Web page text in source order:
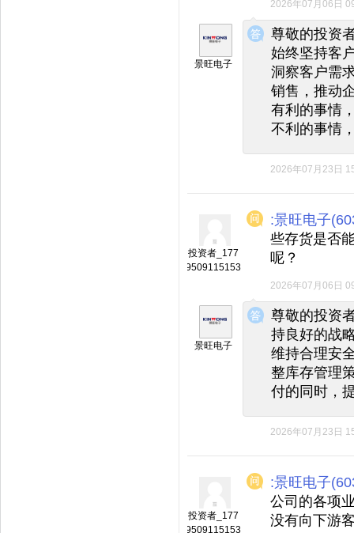
2026年07月06日
◆
◆
景旺电子
尊敬的投资
始终坚持客
洞察客户需
销售，推动
有利的事情
不利的事情
2026年07月23日
投资者_177
9509115153
:景旺电子
些存货是否
呢？
2026年07月06日
◆
◆
景旺电子
尊敬的投资
持良好的战
维持合理安
整库存管理
付的同时，
2026年07月23日
投资者_177
9509115153
:景旺电子
公司的各项
没有向下游